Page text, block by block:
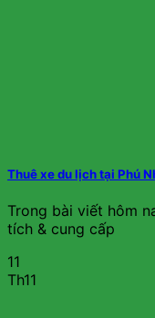
Thuê xe du lịch tại Phú
Trong bài viết hôm
tích & cung cấp
11
Th11